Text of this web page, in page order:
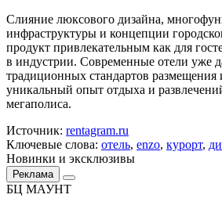
Слияние люксового дизайна,
инфраструктуры и концепции
продукт привлекательным как для
в индустрии. Современные отели уже
традиционных стандартов размещения
уникальный опыт отдыха и
мегаполиса.
Источник: rentagram.ru
Ключевые слова: отель, enzo, курорт,
Новинки и эксклюзивы
Реклама
БЦ МАУНТ